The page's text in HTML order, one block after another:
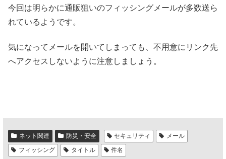
今回は明らかに通販狙いのフィッシングメールが多数送ら
れているようです。
気になってメールを開いてしまっても、不用意にリンク先
へアクセスしないように注意しましょう。
ネット関連 防災・安全 セキュリティ
メール
フィッシング
タイトル 件名